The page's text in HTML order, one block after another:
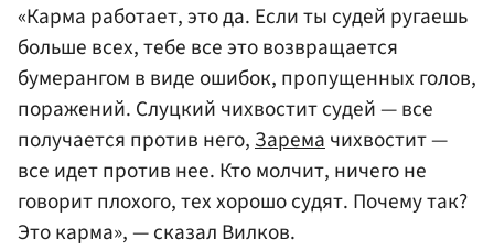
«Карма работает, это да. Если ты судей ругаешь
больше всех, тебе все это возвращается
бумерангом в виде ошибок, пропущенных голов,
поражений. Слуцкий чихвостит судей — все
получается против него,Заремачихвостит —
все идет против нее. Кто молчит, ничего не
говорит плохого, тех хорошо судят. Почему так?
Это карма», — сказал Вилков.